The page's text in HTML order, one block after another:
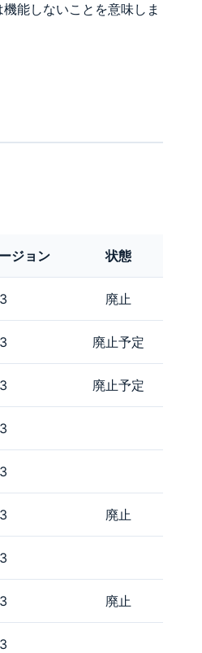
能しないことを意味しま
ジョン 状態
廃止
廃止予定
廃止予定
廃止
廃止